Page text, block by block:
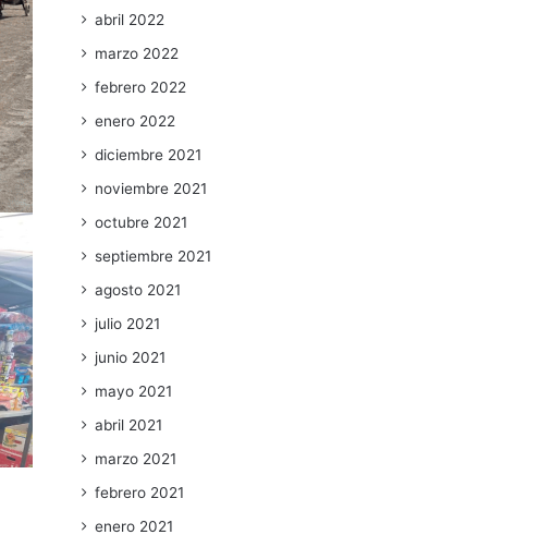
abril 2022
marzo 2022
febrero 2022
enero 2022
diciembre 2021
noviembre 2021
octubre 2021
septiembre 2021
agosto 2021
julio 2021
junio 2021
mayo 2021
abril 2021
marzo 2021
febrero 2021
enero 2021